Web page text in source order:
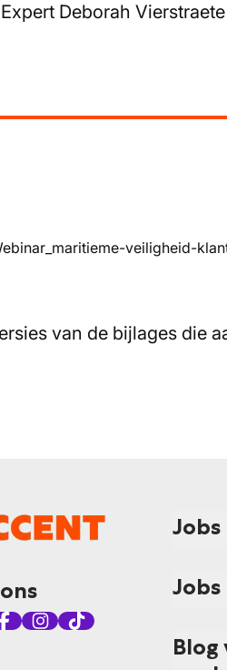
Deborah
veiligheid-
van de bijlages die
Blog